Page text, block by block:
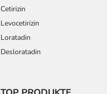
Cetirizin
Levocetirizin
Loratadin
Desloratadin